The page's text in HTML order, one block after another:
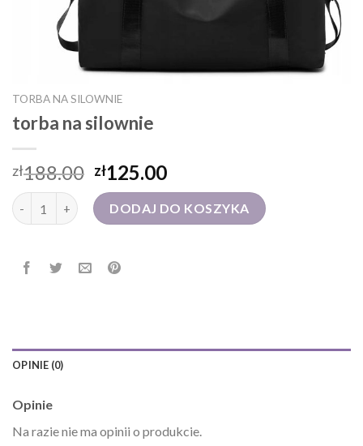
TORBA NA SILOWNIE
torba na silownie
zł188.00 zł125.00
ilość torba na silownieDODAJ DO KOSZYKA
OPINIE (0)
Opinie
Na razie nie ma opinii o produkcie.